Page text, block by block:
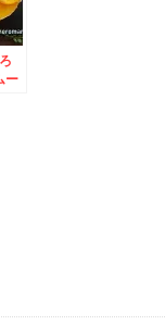
ー